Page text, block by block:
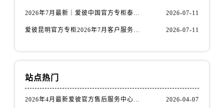
江苏省常州市新北区龙锦路1590号现代传媒中心5号楼10层1008室爱彼售后服务中心（需提前预约）
江苏省连云港市海州区通灌北路爱彼售后服务中心（需提前预约）
江苏省泰州市海陵区永定东路399号置地商务中心东塔（华润万象城）17层1706室爱彼售后服务中心（需提前预约）
2026年7月最新｜爱彼中国官方专柜泰州地区服务热线全攻略&客户服务中心信息公示 2026-07-11
爱彼昆明官方专柜2026年7月客户服务通告｜热线电话与门店信息核验 2026-07-11
站点热门
2026年4月最新爱彼官方售后服务中心网点考察报告（新址） 2026-04-07